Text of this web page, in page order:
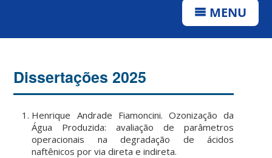
MENU
Dissertações 2025
Henrique Andrade Fiamoncini. Ozonização da
Água Produzida: avaliação de parâmetros
operacionais na degradação de ácidos
naftênicos por via direta e indireta.